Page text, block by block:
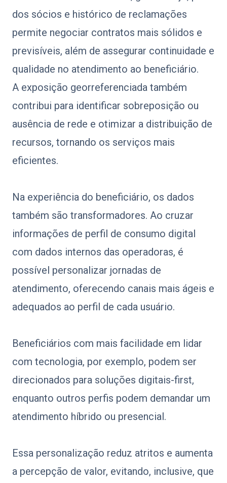
dos sócios e histórico de reclamações
permite negociar contratos mais sólidos e
previsíveis, além de assegurar continuidade e
qualidade no atendimento ao beneficiário.
A exposição georreferenciada também
contribui para identificar sobreposição ou
ausência de rede e otimizar a distribuição de
recursos, tornando os serviços mais
eficientes.
Na experiência do beneficiário, os dados
também são transformadores. Ao cruzar
informações de perfil de consumo digital
com dados internos das operadoras, é
possível personalizar jornadas de
atendimento, oferecendo canais mais ágeis e
adequados ao perfil de cada usuário.
Beneficiários com mais facilidade em lidar
com tecnologia, por exemplo, podem ser
direcionados para soluções digitais-first,
enquanto outros perfis podem demandar um
atendimento híbrido ou presencial.
Essa personalização reduz atritos e aumenta
a percepção de valor, evitando, inclusive, que